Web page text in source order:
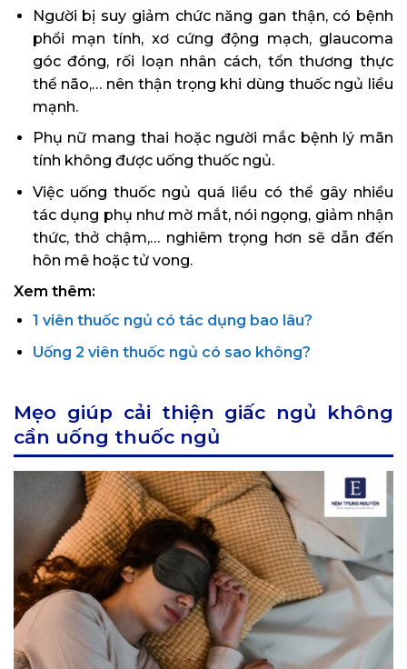
Người bị suy giảm chức năng gan thận, có bệnh
phổi mạn tính, xơ cứng động mạch, glaucoma
góc đóng, rối loạn nhân cách, tổn thương thực
thể não,… nên thận trọng khi dùng thuốc ngủ liều
mạnh.
Phụ nữ mang thai hoặc người mắc bệnh lý mãn
tính không được uống thuốc ngủ.
Việc uống thuốc ngủ quá liều có thể gây nhiều
tác dụng phụ như mờ mắt, nói ngọng, giảm nhận
thức, thở chậm,… nghiêm trọng hơn sẽ dẫn đến
hôn mê hoặc tử vong.
Xem thêm:
1 viên thuốc ngủ có tác dụng bao lâu?
Uống 2 viên thuốc ngủ có sao không?
Mẹo giúp cải thiện giấc ngủ không
cần uống thuốc ngủ